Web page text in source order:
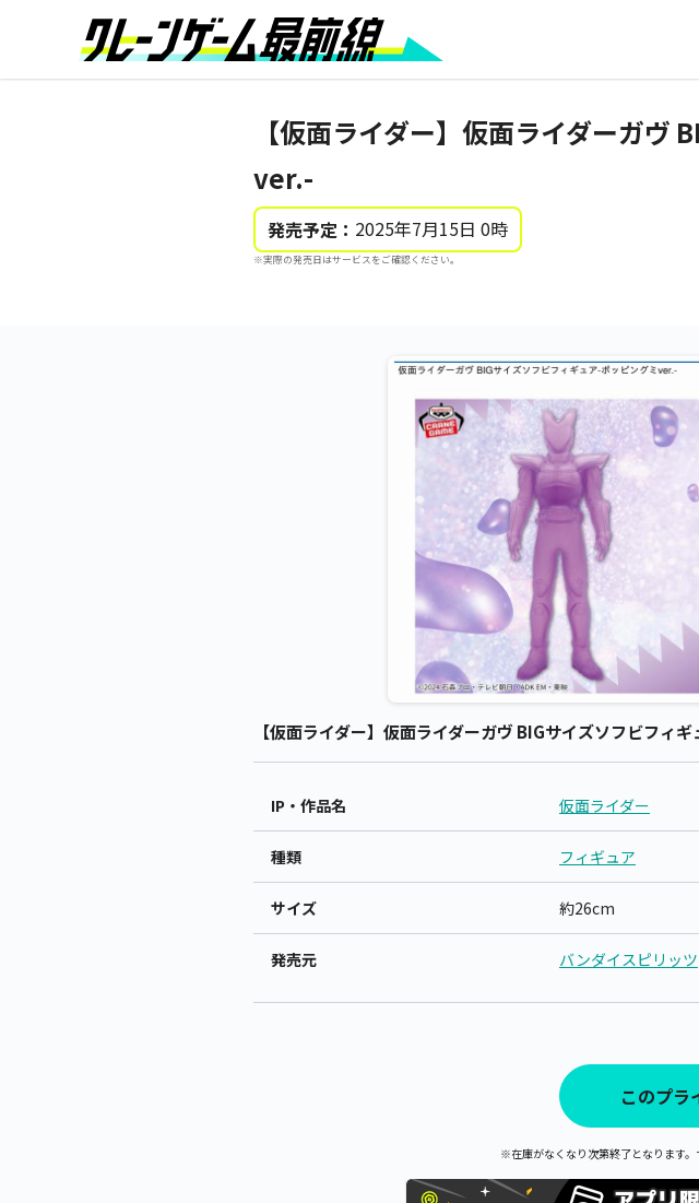
【仮面ライダー】仮面ライダーガヴ
ver.-
発売予定： 2025年7月15日 0時
※実際の発売日はサービスをご確認ください。
【仮面ライダー】仮面ライダーガヴ BIGサイズソフビフ
IP・作品名 仮面ライダー
種類 フィギュア
サイズ 約26cm
発売元 バンダイスピリッツ
このプラ
※在庫がなくなり次第終了となります。